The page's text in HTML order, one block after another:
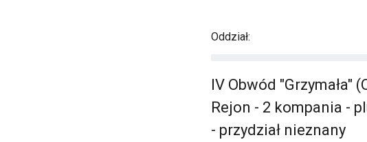
Oddział:
IV Obwód
Rejon - 2 kompania -
- przydział nieznany